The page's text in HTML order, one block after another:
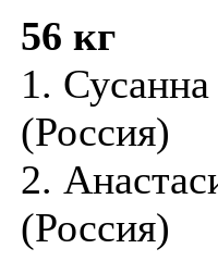
56 кг
1.
(Россия)
2.
(Россия)